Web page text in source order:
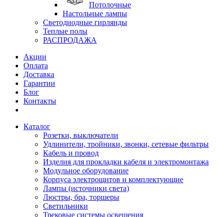
Потолочные
Настольные лампы
Светодиодные гирлянды
Теплые полы
РАСПРОДАЖА
Акции
Оплата
Доставка
Гарантии
Блог
Контакты
Каталог
Розетки, выключатели
Удлинители, тройники, звонки, сетевые фильтры
Кабель и провод
Изделия для прокладки кабеля и электромонтажа
Модульное оборудование
Корпуса электрощитов и комплектующие
Лампы (источники света)
Люстры, бра, торшеры
Светильники
Трековые системы освещения